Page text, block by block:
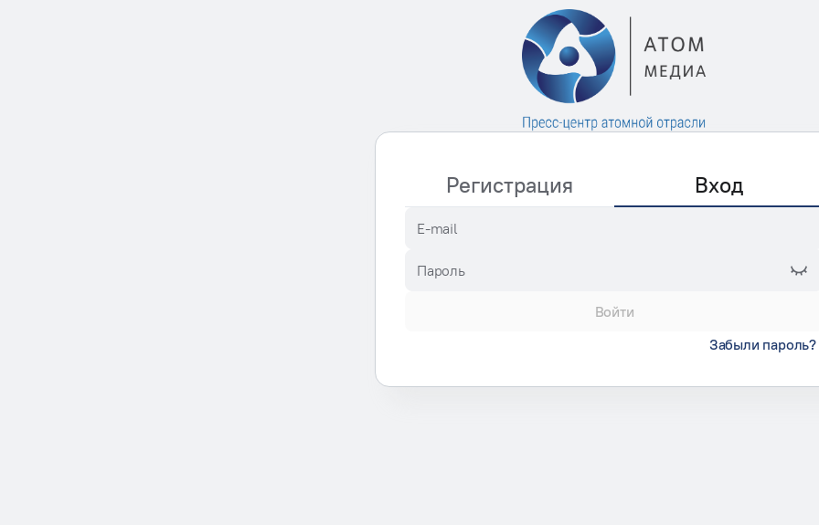
Регистрация Вход
E-mail
Пароль
Войти
Забыли пароль?